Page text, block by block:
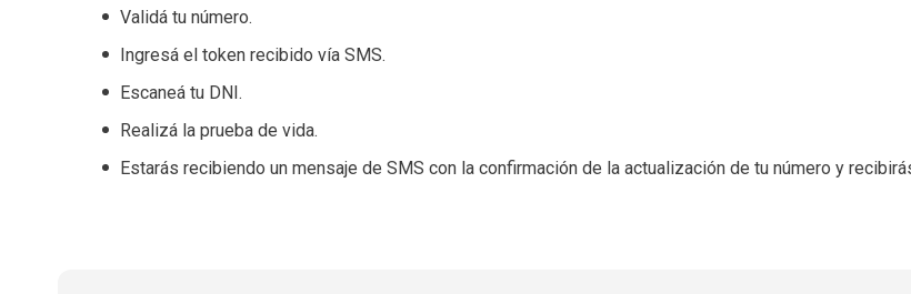
Conexión Sin Fronteras
La red más rápida
Servicios Hogar
Full claro
Claro Club
Planes Claro Hogar
Accesorios
Renovación
Mi Claro
Tienda en Linea
Soporte
Validá tu número.
Ingresá el token recibido vía SMS.
Escaneá tu DNI.
Realizá la prueba de vida.
Estarás recibiendo un mensaje de SMS con la confirmación de la actualización de tu número y